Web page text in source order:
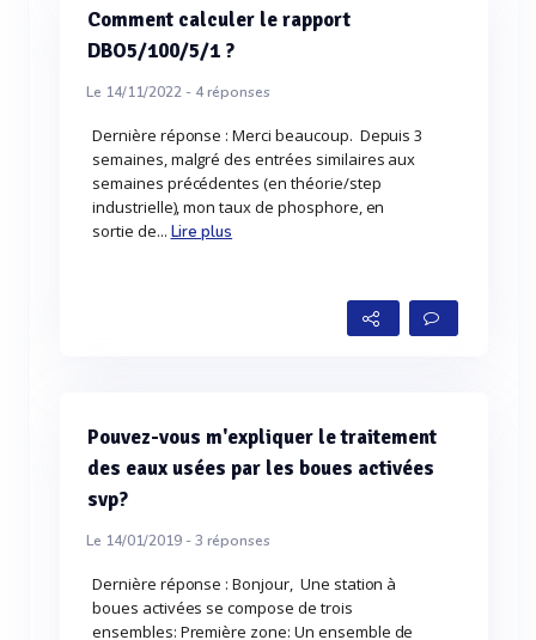
Comment calculer le rapport
DBO5/100/5/1 ?
Le 14/11/2022 - 4réponses
Dernière réponse : Merci beaucoup. Depuis 3
semaines, malgré des entrées similaires aux
semaines précédentes (en théorie/step
industrielle), mon taux de phosphore, en
sortie de... Lire plus
Pouvez-vous m'expliquer le traitement
des eaux usées par les boues activées
svp?
Le 14/01/2019 -3 réponses
Dernière réponse : Bonjour, Une station à
boues activées se compose de trois
ensembles: Première zone: Un ensemble de